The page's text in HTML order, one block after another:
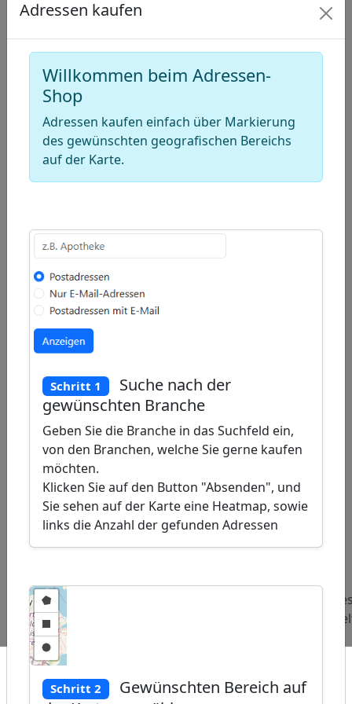
−
Draw
polygon
Draw
circle
Edit
layers
Delete
Beliebte
Abfragen:
Adressen kaufen
Willkommen beim Adressen-
Shop
Adressen kaufen einfach über Markierung
des gewünschten geografischen Bereichs
auf der Karte.
Schritt 1
Suche nach der
gewünschten Branche
Geben Sie die Branche in das Suchfeld ein,
von den Branchen, welche Sie gerne kaufen
möchten.
Klicken Sie auf den Button "Absenden", und
Sie sehen auf der Karte eine Heatmap, sowie
links die Anzahl der gefunden Adressen
Schritt 2
Gewünschten Bereich auf